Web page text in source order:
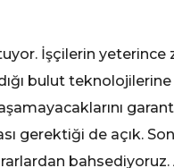
İşçilerin
bulut
gerektiği de açık.